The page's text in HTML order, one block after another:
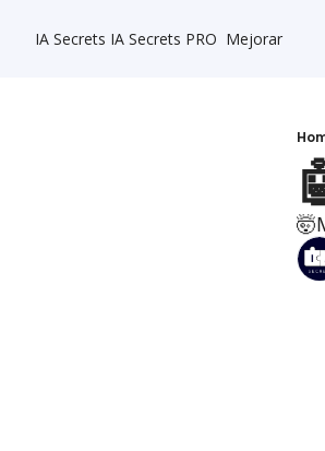
IA Secrets IA Secrets PRO Mejorar